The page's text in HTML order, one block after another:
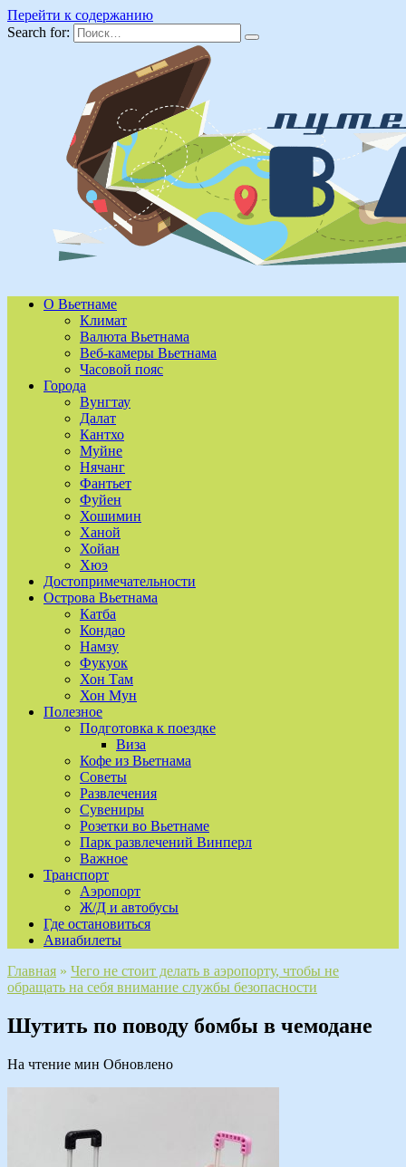
Перейти к содержанию
Search for:
О Вьетнаме
Климат
Валюта Вьетнама
Веб-камеры Вьетнама
Часовой пояс
Города
Вунгтау
Далат
Кантхо
Муйне
Нячанг
Фантьет
Фуйен
Хошимин
Ханой
Хойан
Хюэ
Достопримечательности
Острова Вьетнама
Катба
Кондао
Намзу
Фукуок
Хон Там
Хон Мун
Полезное
Подготовка к поездке
Виза
Кофе из Вьетнама
Советы
Развлечения
Сувениры
Розетки во Вьетнаме
Парк развлечений Винперл
Важное
Транспорт
Аэропорт
Ж/Д и автобусы
Где остановиться
Авиабилеты
Главная » Чего не стоит делать в аэропорту, чтобы не
обращать на себя внимание службы безопасности
Шутить по поводу бомбы в чемодане
На чтение мин Обновлено